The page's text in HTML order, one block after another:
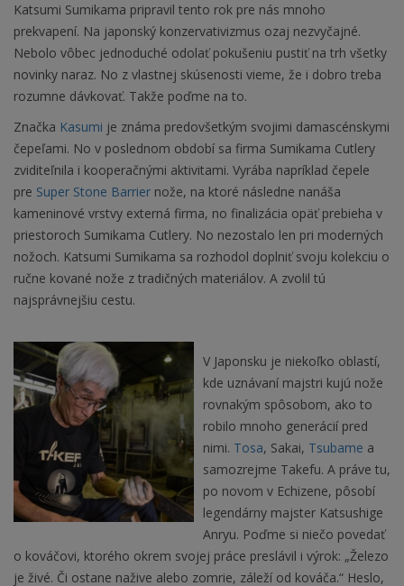
Katsumi Sumikama pripravil tento rok pre nás mnoho
prekvapení. Na japonský konzervativizmus ozaj nezvyčajné.
Nebolo vôbec jednoduché odolať pokušeniu pustiť na trh všetky
novinky naraz. No z vlastnej skúsenosti vieme, že i dobro treba
rozumne dávkovať. Takže poďme na to.
Značka Kasumi je známa predovšetkým svojimi damascénskymi
čepeľami. No v poslednom období sa firma Sumikama Cutlery
zviditeľnila i kooperačnými aktivitami. Vyrába napríklad čepele
pre Super Stone Barrier nože, na ktoré následne nanáša
kameninové vrstvy externá firma, no finalizácia opäť prebieha v
priestoroch Sumikama Cutlery. No nezostalo len pri moderných
nožoch. Katsumi Sumikama sa rozhodol doplniť svoju kolekciu o
ručne kované nože z tradičných materiálov. A zvolil tú
najsprávnejšiu cestu.
V Japonsku je niekoľko oblastí,
kde uznávaní majstri kujú nože
rovnakým spôsobom, ako to
robilo mnoho generácií pred
nimi. Tosa, Sakai, Tsubame a
samozrejme Takefu. A práve tu,
po novom v Echizene, pôsobí
legendárny majster Katsushige
Anryu. Poďme si niečo povedať
o kováčovi, ktorého okrem svojej práce preslávil i výrok: „Železo
je živé. Či ostane nažive alebo zomrie, záleží od kováča.“ Heslo,